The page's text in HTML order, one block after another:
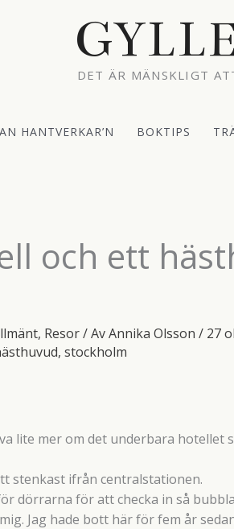
DET ÄR MÄNSKLIGT
HANTVERKAR’N BOKTIPS
och ett
, Resor/ AvAnnika Olsson / 27
, stockholm
lite mer om det underbara hotellet
stenkast ifrån centralstationen.
dörrarna för att checka in så
Jag hade bott här för fem år